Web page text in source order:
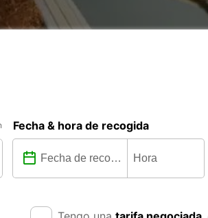
Fecha & hora de recogida